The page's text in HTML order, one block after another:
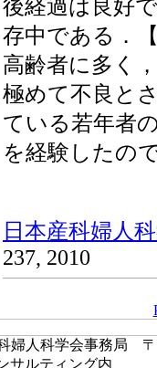
後経過は良好
存中である．
高齢者に多く
極めて不良と
ている若年者
を経験したの
日本産科婦人
237, 2010
婦人科学会事務局 〒
サルティング内